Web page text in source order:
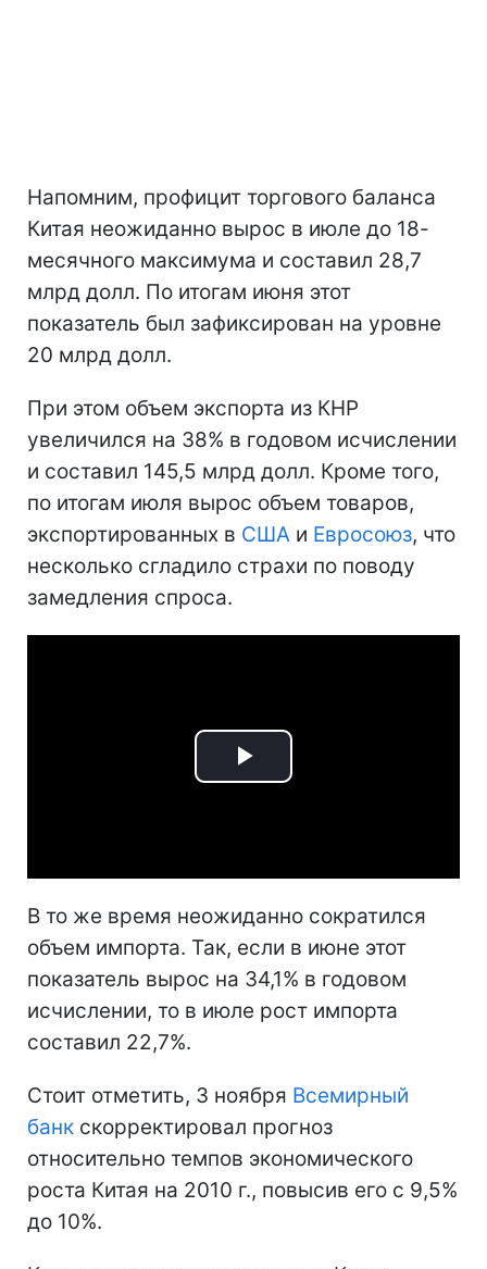
Напомним, профицит торгового баланса
Китая неожиданно вырос в июле до 18-
месячного максимума и составил 28,7
млрд долл. По итогам июня этот
показатель был зафиксирован на уровне
20 млрд долл.
При этом объем экспорта из КНР
увеличился на 38% в годовом исчислении
и составил 145,5 млрд долл. Кроме того,
по итогам июля вырос объем товаров,
экспортированных в США и Евросоюз, что
несколько сгладило страхи по поводу
замедления спроса.
Play
В то же время неожиданно сократился
объем импорта. Так, если в июне этот
показатель вырос на 34,1% в годовом
исчислении, то в июле рост импорта
составил 22,7%.
Стоит отметить, 3 ноября Всемирный
банк скорректировал прогноз
относительно темпов экономического
роста Китая на 2010 г., повысив его с 9,5%
до 10%.